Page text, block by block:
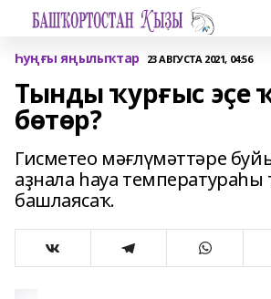
Һуңғы яңылыҡтар 23 АВГУСТА 2021, 04:56
Тынды ҡурғыс эҫе
бөтөр?
Гисметео мәғлүмәттәре
аҙнала һауа температураһы
башлаясаҡ.